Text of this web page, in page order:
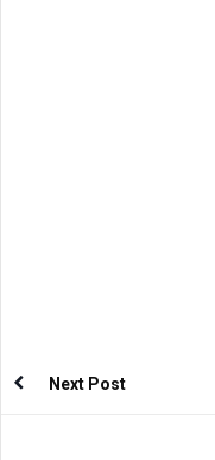
Next Post